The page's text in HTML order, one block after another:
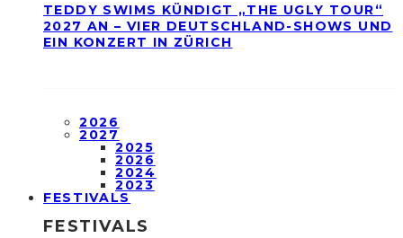
TEDDY SWIMS KÜNDIGT „THE UGLY TOUR“
2027 AN – VIER DEUTSCHLAND-SHOWS UND
EIN KONZERT IN ZÜRICH
2026
2027
2025
2026
2024
2023
FESTIVALS
FESTIVALS